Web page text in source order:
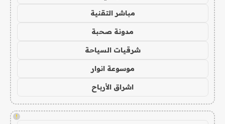
مباشر التقنية
مدونة صحبة
شرقيات السياحة
موسوعة انوار
اشراق الأرباح
!